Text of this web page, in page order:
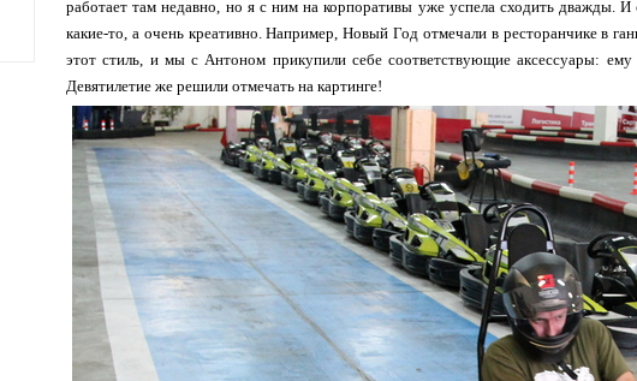
работает там недавно, но я с ним на корпоративы уже успела сходить дважды.
какие-то, а очень креативно. Например, Новый Год отмечали в ресторанчике в
этот стиль, и мы с Антоном прикупили себе соответствующие аксессуары:
Девятилетие же решили отмечать на картинге!